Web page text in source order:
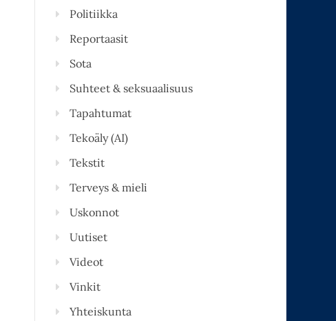
Politiikka
Reportaasit
Sota
Suhteet & seksuaalisuus
Tapahtumat
Tekoäly (AI)
Tekstit
Terveys & mieli
Uskonnot
Uutiset
Videot
Vinkit
Yhteiskunta